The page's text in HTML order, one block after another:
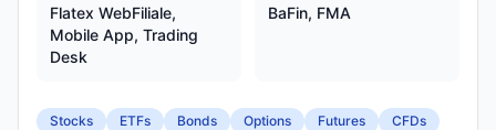
Flatex WebFiliale,
Mobile App, Trading
Desk
BaFin, FMA
Stocks ETFs Bonds Options Futures CFDs